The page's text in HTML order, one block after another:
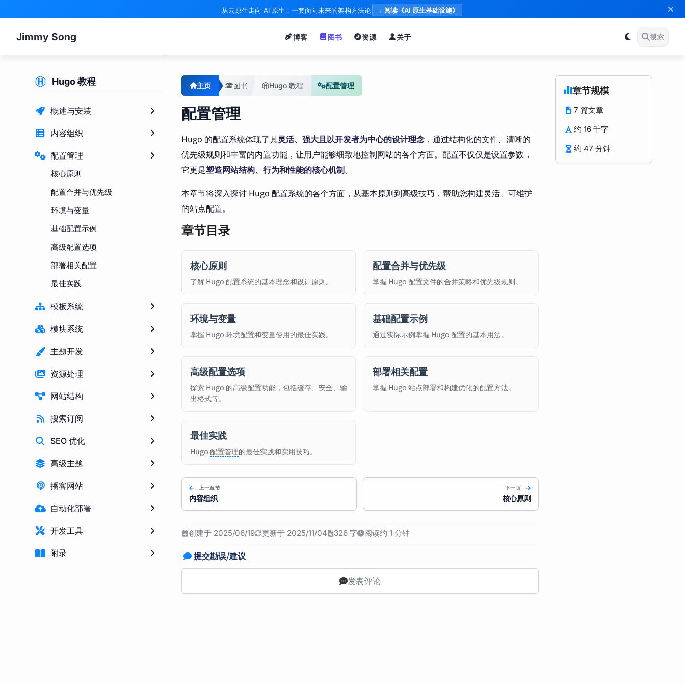
从云原生走向 AI 原生：一套面向未来的架构方法论 → 阅读《AI 原生基础设施》
Jimmy Song 博客 图书 资源 关于 搜索
Hugo 教程
概述与安装
内容组织
配置管理
核心原则
配置合并与优先级
环境与变量
基础配置示例
高级配置选项
部署相关配置
最佳实践
模板系统
模块系统
主题开发
资源处理
网站结构
搜索订阅
SEO 优化
高级主题
播客网站
自动化部署
开发工具
附录
主页 图书 Hugo 教程 配置管理
配置管理
Hugo 的配置系统体现了其灵活、强大且以开发者为中心的设计理念 ，通过结构化的文件、清晰的
优先级规则和丰富的内置功能，让用户能够细致地控制网站的各个方面。配置不仅仅是设置参数，
它更是塑造网站结构、行为和性能的核心机制。
本章节将深入探讨 Hugo 配置系统的各个方面，从基本原则到高级技巧，帮助您构建灵活、可维护
的站点配置。
章节目录
核心原则
了解 Hugo 配置系统的基本理念和设计原则。
配置合并与优先级
掌握 Hugo 配置文件的合并策略和优先级规则。
环境与变量
掌握 Hugo 环境配置和变量使用的最佳实践。
基础配置示例
通过实际示例掌握 Hugo 配置的基本用法。
高级配置选项
探索 Hugo 的高级配置功能，包括缓存、安全、输
出格式等。
部署相关配置
掌握 Hugo 站点部署和构建优化的配置方法。
最佳实践
Hugo配置管理的最佳实践和实用技巧。
上一章节
内容组织
下一页
核心原则
创建于 2025/06/19 更新于 2025/11/04 326 字 阅读约 1 分钟
提交勘误/建议
发表评论
章节规模
7 篇文章
约 16 千字
约 47 分钟